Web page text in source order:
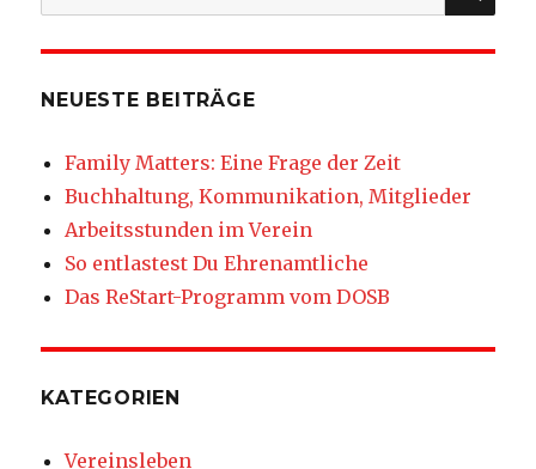
nach:
NEUESTE BEITRÄGE
Family Matters: Eine Frage der Zeit
Buchhaltung, Kommunikation, Mitglieder
Arbeitsstunden im Verein
So entlastest Du Ehrenamtliche
Das ReStart-Programm vom DOSB
KATEGORIEN
Vereinsleben